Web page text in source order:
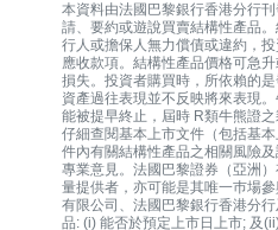
本資料由法國巴黎銀行香港分行
請、要約或遊說買賣結構性產品
行人或擔保人無力償債或違約，
應收款項。結構性產品價格可急
損失。投資者購買時，所依賴的
資產過往表現並不反映將來表現
能被提早終止，屆時 R類牛熊證
仔細查閱基本上市文件（包括基
件內有關結構性產品之相關風險
專業意見。法國巴黎證券（亞洲
量提供者，亦可能是其唯一巿場參
有限公司、法國巴黎銀行香港分
品: (i) 能否於預定上市日上市; 及